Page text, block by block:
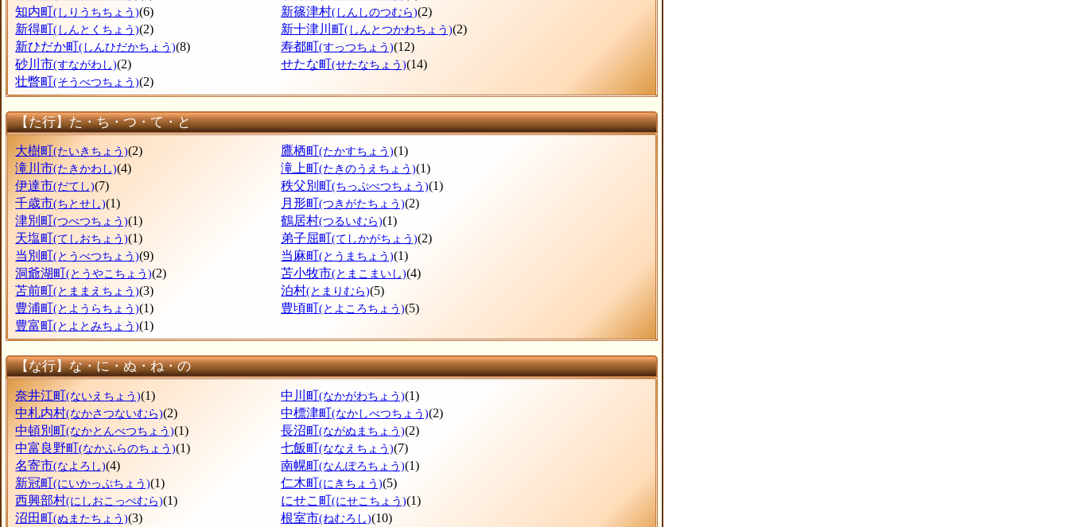
知内町(しりうちちょう)(6) 新篠津村(しんしのつむら)(2)
新得町(しんとくちょう)(2) 新十津川町(しんとつかわちょう)(2)
新ひだか町(しんひだかちょう)(8) 寿都町(すっつちょう)(12)
砂川市(すながわし)(2) せたな町(せたなちょう)(14)
壮瞥町(そうべつちょう)(2)
【た行】た・ち・つ・て・と
大樹町(たいきちょう)(2) 鷹栖町(たかすちょう)(1)
滝川市(たきかわし)(4) 滝上町(たきのうえちょう)(1)
伊達市(だてし)(7) 秩父別町(ちっぷべつちょう)(1)
千歳市(ちとせし)(1) 月形町(つきがたちょう)(2)
津別町(つべつちょう)(1) 鶴居村(つるいむら)(1)
天塩町(てしおちょう)(1) 弟子屈町(てしかがちょう)(2)
当別町(とうべつちょう)(9) 当麻町(とうまちょう)(1)
洞爺湖町(とうやこちょう)(2) 苫小牧市(とまこまいし)(4)
苫前町(とままえちょう)(3) 泊村(とまりむら)(5)
豊浦町(とようらちょう)(1) 豊頃町(とよころちょう)(5)
豊富町(とよとみちょう)(1)
【な行】な・に・ぬ・ね・の
奈井江町(ないえちょう)(1) 中川町(なかがわちょう)(1)
中札内村(なかさつないむら)(2) 中標津町(なかしべつちょう)(2)
中頓別町(なかとんべつちょう)(1) 長沼町(ながぬまちょう)(2)
中富良野町(なかふらのちょう)(1) 七飯町(ななえちょう)(7)
名寄市(なよろし)(4) 南幌町(なんぽろちょう)(1)
新冠町(にいかっぷちょう)(1) 仁木町(にきちょう)(5)
西興部村(にしおこっぺむら)(1) にせこ町(にせこちょう)(1)
沼田町(ぬまたちょう)(3) 根室市(ねむろし)(10)